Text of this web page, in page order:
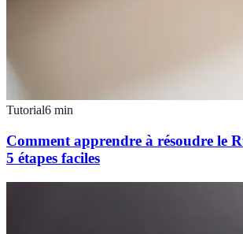
Tutorial6 min
Comment apprendre à résoudre le
5 étapes faciles